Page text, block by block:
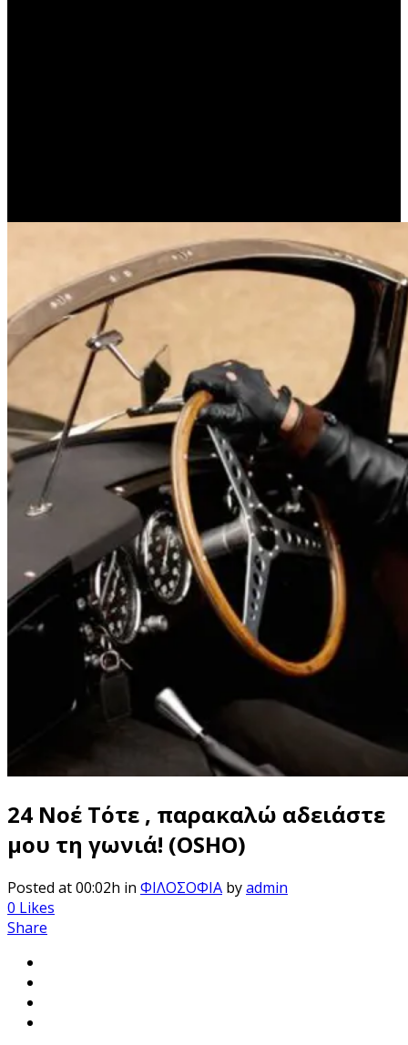
24 Νοέ Τότε , παρακαλώ αδειάστε
μου τη γωνιά! (OSHO)
Posted at 00:02h in ΦΙΛΟΣΟΦΙΑ byadmin
0 Likes
Share